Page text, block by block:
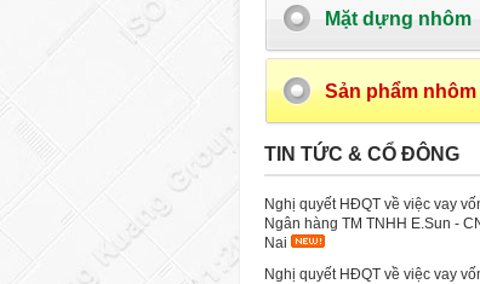
Mặt dựng nhôm
Sản phẩm
TIN TỨC & CỔ ĐÔNG
Nghị quyết HĐQT về việc vay
Ngân hàng TM TNHH E.Sun -
Nai
Nghị quyết HĐQT về việc vay